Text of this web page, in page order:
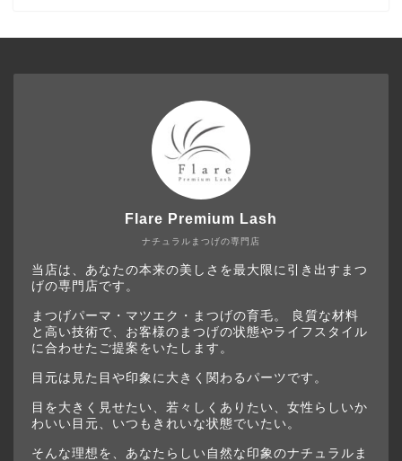
ナチュラルまつげの専門店
Flare Premium Lash
当店は、あなたの本来の美しさを最大限に引き出すまつ
げの専門店です。
まつげパーマ・マツエク・まつげの育毛。 良質な材料
と高い技術で、お客様のまつげの状態やライフスタイル
に合わせたご提案をいたします。
目元は見た目や印象に大きく関わるパーツです。
目を大きく見せたい、若々しくありたい、女性らしいか
わいい目元、いつもきれいな状態でいたい。
そんな理想を、あなたらしい自然な印象のナチュラルま